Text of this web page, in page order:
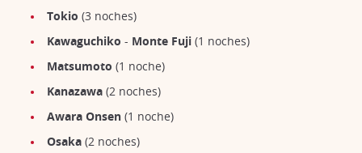
Tokio (3 noches)
Kawaguchiko - Monte Fuji (1 noches)
Matsumoto (1 noche)
Kanazawa (2 noches)
Awara Onsen (1 noche)
Osaka (2 noches)